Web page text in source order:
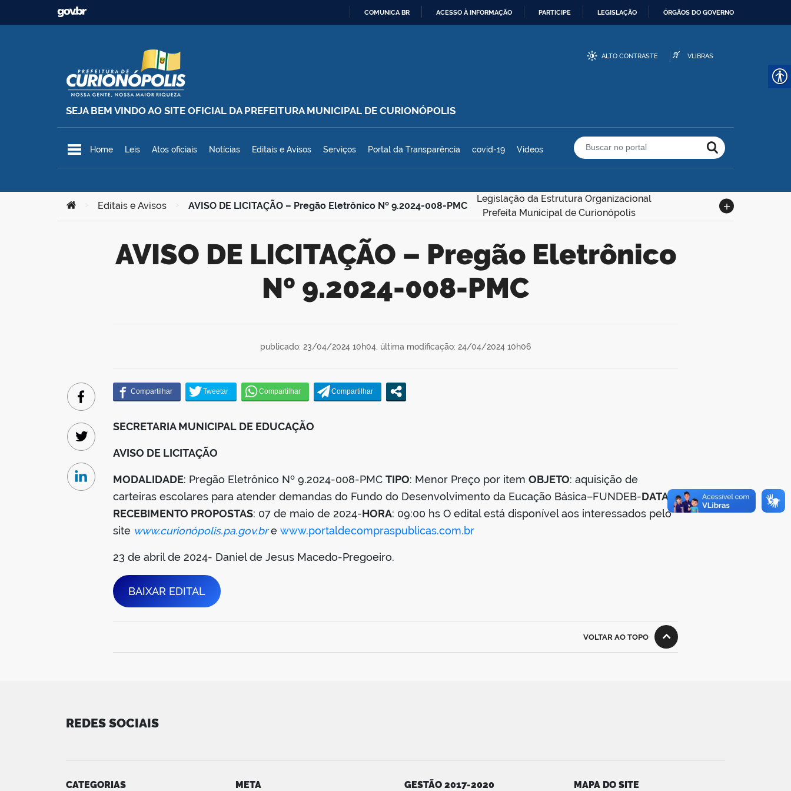
Ir para o conteúdo COMUNICA BR ACESSO À INFORMAÇÃO PARTICIPE LEGISLAÇÃO ÓRGÃOS DO GOVERNO
SEJA BEM VINDO AO SITE OFICIAL DA PREFEITURA MUNICIPAL DE CURIONÓPOLIS
Prefeitura Municipal de Curionópolis
ALTO CONTRASTE VLIBRAS
Home Leis Atos oficiais Notícias Editais e Avisos Serviços Portal da Transparência covid-19 Videos Buscar no portal
Você está aqui:
Editais e Avisos AVISO DE LICITAÇÃO – Pregão Eletrônico Nº 9.2024-008-PMC
Legislação da Estrutura Organizacional
Prefeita Municipal de Curionópolis
AVISO DE LICITAÇÃO – Pregão Eletrônico
Nº 9.2024-008-PMC
publicado: 23/04/2024 10h04, última modificação: 24/04/2024 10h06
SECRETARIA MUNICIPAL DE EDUCAÇÃO
AVISO DE LICITAÇÃO
MODALIDADE: Pregão Eletrônico Nº 9.2024-008-PMC TIPO: Menor Preço por item OBJETO: aquisição de
carteiras escolares para atender demandas do Fundo do Desenvolvimento da Eucação Básica–FUNDEB-DATA
RECEBIMENTO PROPOSTAS: 07 de maio de 2024-HORA: 09:00 hs O edital está disponível aos interessados pelo
site www.curionópolis.pa.gov.bre www.portaldecompraspublicas.com.br
23 de abril de 2024- Daniel de Jesus Macedo-Pregoeiro.
BAIXAR EDITAL
Facebook
Twitter
Linkedin
VOLTAR AO TOPO
REDES SOCIAIS
CATEGORIAS META GESTÃO 2017-2020 MAPA DO SITE